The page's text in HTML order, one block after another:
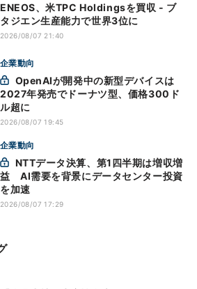
ENEOS、米TPC Holdingsを買収 - ブ
タジエン生産能力で世界3位に
2026/08/07 21:40
企業動向
2027年発売でドーナツ型、価格300ド
ル超に
2026/08/07 19:45
企業動向
益 AI需要を背景にデータセンター投資
を加速
2026/08/07 17:29